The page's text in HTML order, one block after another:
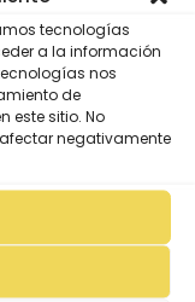
tecnologías
a la información
nos
de
este sitio. No
negativamente